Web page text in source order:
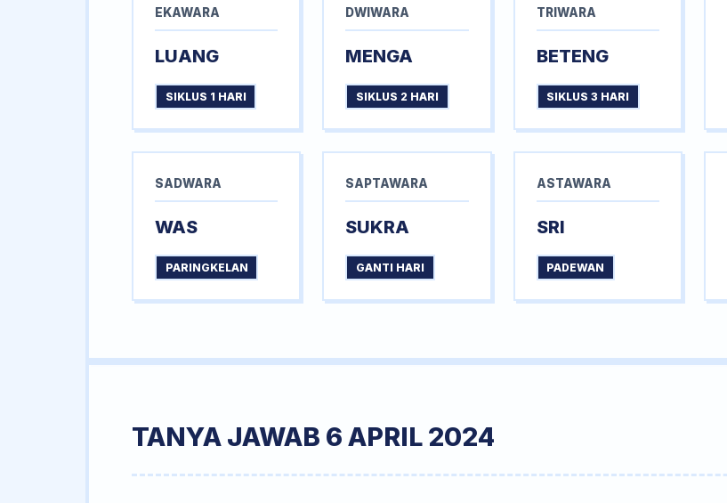
EKAWARA
LUANG
SIKLUS 1 HARI
DWIWARA
MENGA
SIKLUS 2 HARI
TRIWARA
BETENG
SIKLUS 3 HARI
SADWARA
WAS
PARINGKELAN
SAPTAWARA
SUKRA
GANTI HARI
ASTAWARA
SRI
PADEWAN
TANYA JAWAB 6 APRIL 2024